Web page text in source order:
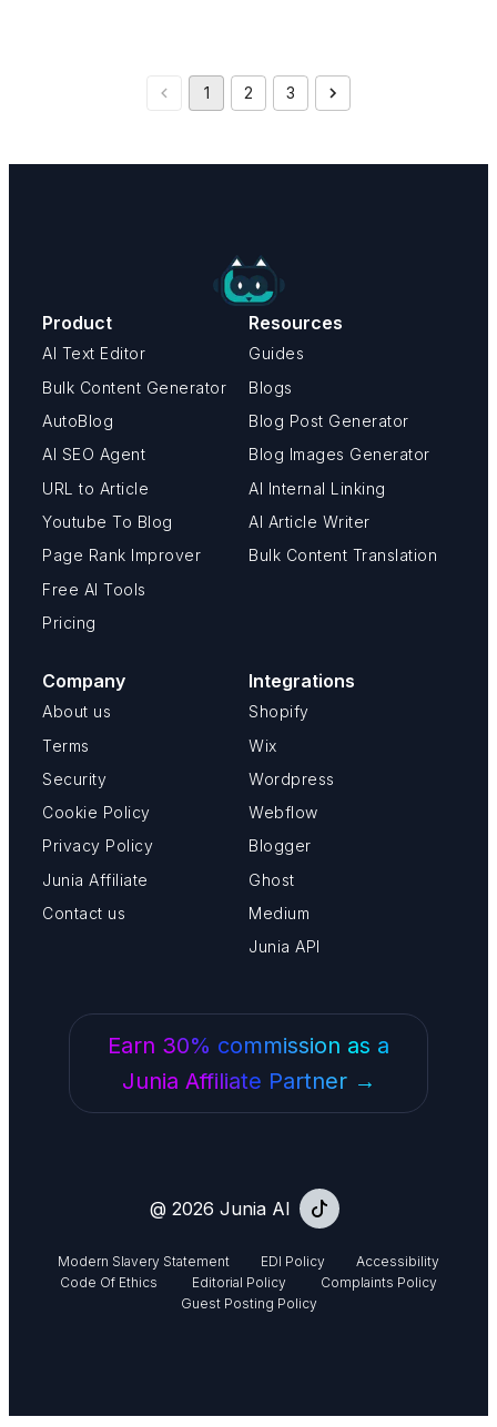
1 2 3
Product
AI Text Editor
Bulk Content Generator
AutoBlog
AI SEO Agent
URL to Article
Youtube To Blog
Page Rank Improver
Free AI Tools
Pricing
Resources
Guides
Blogs
Blog Post Generator
Blog Images Generator
AI Internal Linking
AI Article Writer
Bulk Content Translation
Company
About us
Terms
Security
Cookie Policy
Privacy Policy
Junia Affiliate
Contact us
Integrations
Shopify
Wix
Wordpress
Webflow
Blogger
Ghost
Medium
Junia API
Earn 30% commission as a
Junia Affiliate Partner →
@ 2026 Junia AI
Modern Slavery Statement EDI Policy
Accessibility
Code Of Ethics
Editorial Policy
Complaints Policy
Guest Posting Policy